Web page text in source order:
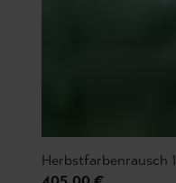
Herbstfarbenrausch 1